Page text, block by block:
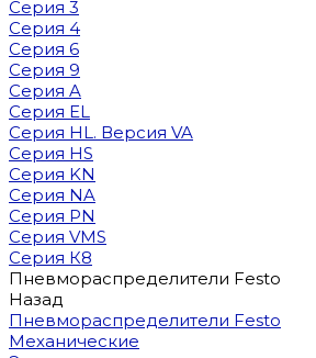
Серия 3
Серия 4
Серия 6
Серия 9
Серия A
Серия EL
Серия HL. Версия VA
Серия HS
Серия KN
Серия NA
Серия PN
Серия VMS
Серия К8
Пневмораспределители Festo
Назад
Пневмораспределители Festo
Механические